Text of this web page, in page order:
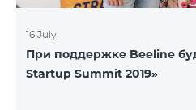
16 July
При поддержке Beeline
Startup Summit 2019»